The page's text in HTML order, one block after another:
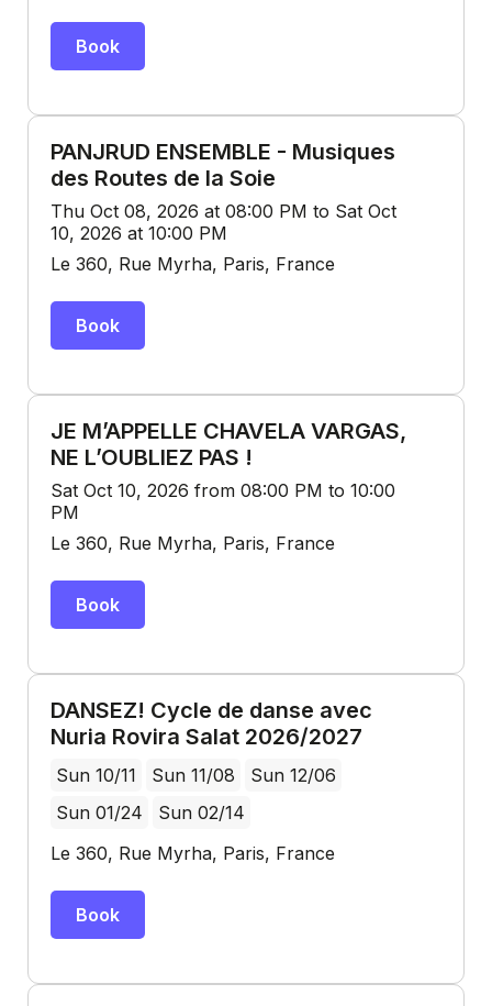
Book
PANJRUD ENSEMBLE - Musiques
des Routes de la Soie
Thu Oct 08, 2026 at 08:00 PM to Sat Oct
10, 2026 at 10:00 PM
Le 360, Rue Myrha, Paris, France
Book
JE M’APPELLE CHAVELA VARGAS,
NE L’OUBLIEZ PAS !
Sat Oct 10, 2026 from 08:00 PM to 10:00
PM
Le 360, Rue Myrha, Paris, France
Book
DANSEZ! Cycle de danse avec
Nuria Rovira Salat 2026/2027
Sun 10/11 Sun 11/08
Sun 12/06
Sun 01/24
Sun 02/14
Le 360, Rue Myrha, Paris, France
Book